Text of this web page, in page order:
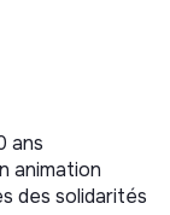
l'échelle
Cause
ans
animation
des solidarités